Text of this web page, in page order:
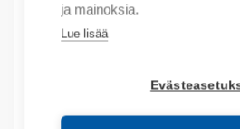
ja mainoksia.
Lue lisää
Tilauskoodi: 038212
Product order number: 38212
Sähkönumero: 6418005
Tuotteen tullikoodi: 39269097
EAN: #N/A